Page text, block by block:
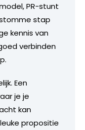
PR-stunt
stap
kennis van
verbinden
Een
je je
kan
propositie